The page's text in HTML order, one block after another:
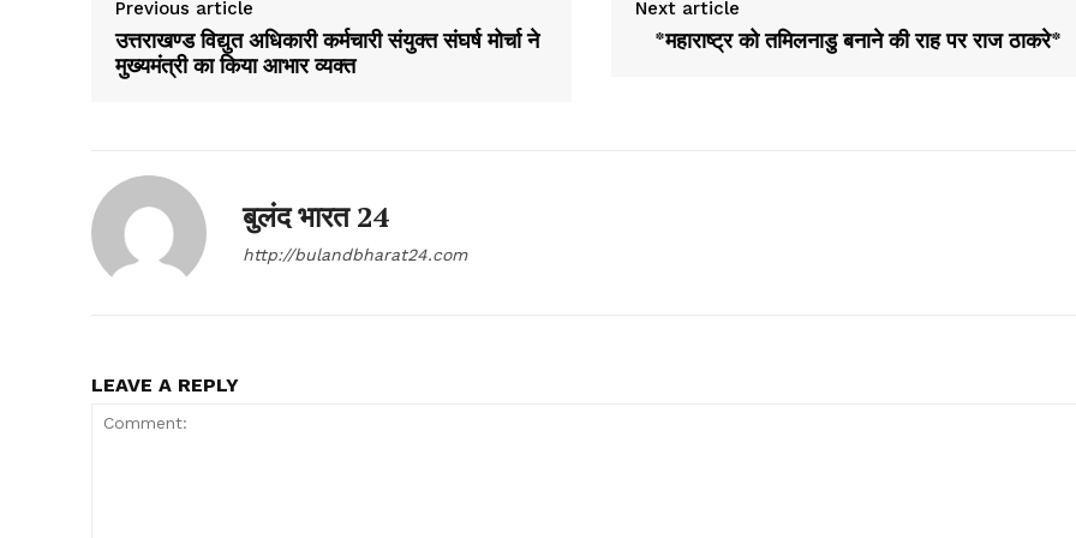
Previous article
उत्तराखण्ड विद्युत अधिकारी कर्मचारी संयुक्त संघर्ष मोर्चा ने
मुख्यमंत्री का किया आभार व्यक्त
Next article
*महाराष्ट्र को तमिलनाडु बनाने की राह पर राज ठाकरे*
बुलंद भारत 24
http://bulandbharat24.com
LEAVE A REPLY